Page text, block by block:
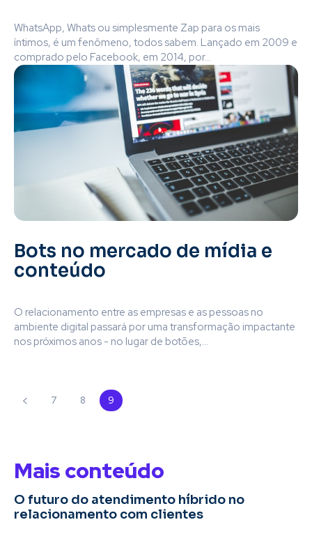
WhatsApp, Whats ou simplesmente Zap para os mais
íntimos, é um fenômeno, todos sabem. Lançado em 2009 e
comprado pelo Facebook, em 2014, por...
Bots no mercado de mídia e
conteúdo
O relacionamento entre as empresas e as pessoas no
ambiente digital passará por uma transformação impactante
nos próximos anos - no lugar de botões,...
7 8 9
Mais conteúdo
O futuro do atendimento híbrido no
relacionamento com clientes